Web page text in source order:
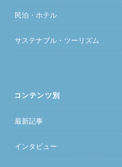
民泊・ホテル
サステナブル・ツーリズム
コンテンツ別
最新記事
インタビュー